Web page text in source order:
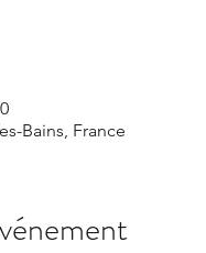
Bains, France